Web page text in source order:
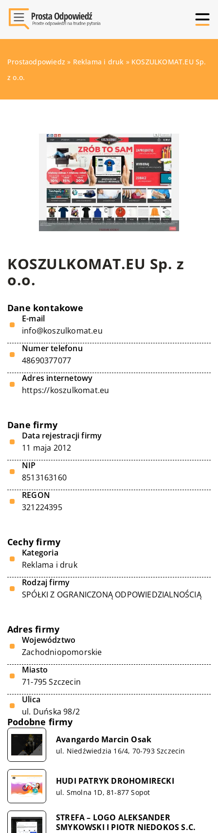
Prostaodpowiedz » Reklama i druk » KOSZULKOMAT.EU Sp.
z o.o.
KOSZULKOMAT.EU Sp. z
o.o.
Dane kontakowe
E-mail
info@koszulkomat.eu
Numer telefonu
48690377077
Adres internetowy
https://koszulkomat.eu
Dane firmy
Data rejestracji firmy
11 maja 2012
NIP
8513163160
REGON
321224395
Cechy firmy
Kategoria
Reklama i druk
Rodzaj firmy
SPÓŁKI Z OGRANICZONĄ ODPOWIEDZIALNOŚCIĄ
Adres firmy
Województwo
Zachodniopomorskie
Miasto
71-795 Szczecin
Ulica
ul. Duńska 98/2
Podobne firmy
Avangardo Marcin Osak
ul. Niedźwiedzia 16/4, 70-793 Szczecin
HUDI PATRYK DROHOMIRECKI
ul. Smolna 1D, 81-877 Sopot
STREFA – LOGO ALEKSANDER
SMYKOWSKI I PIOTR NIEDOKOS S.C.